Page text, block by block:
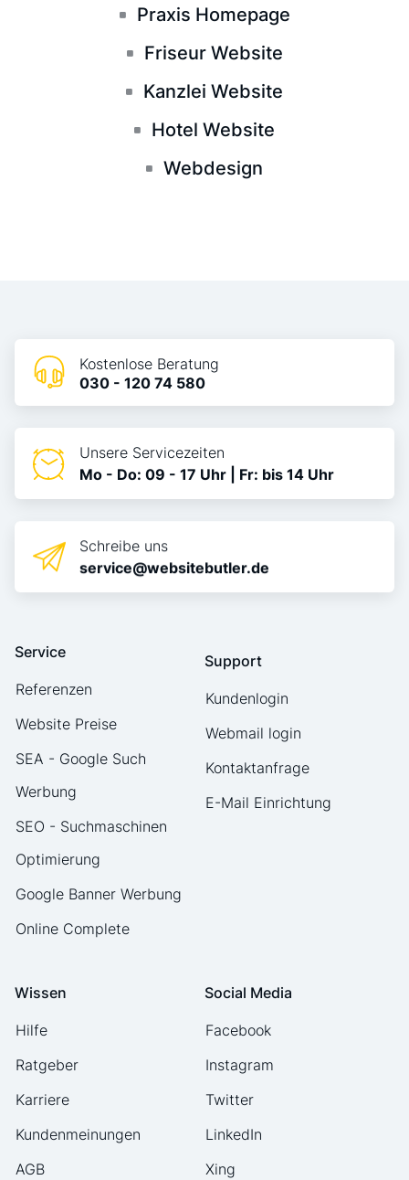
Praxis Homepage
Friseur Website
Kanzlei Website
Hotel Website
Webdesign
Kostenlose Beratung
030 - 120 74 580
Unsere Servicezeiten
Mo - Do: 09 - 17 Uhr | Fr: bis 14 Uhr
Schreibe uns
service@websitebutler.de
Service
Referenzen
Website Preise
SEA - Google Such
Werbung
SEO - Suchmaschinen
Optimierung
Google Banner Werbung
Online Complete
Support
Kundenlogin
Webmail login
Kontaktanfrage
E-Mail Einrichtung
Wissen
Hilfe
Ratgeber
Karriere
Kundenmeinungen
AGB
Social Media
Facebook
Instagram
Twitter
LinkedIn
Xing